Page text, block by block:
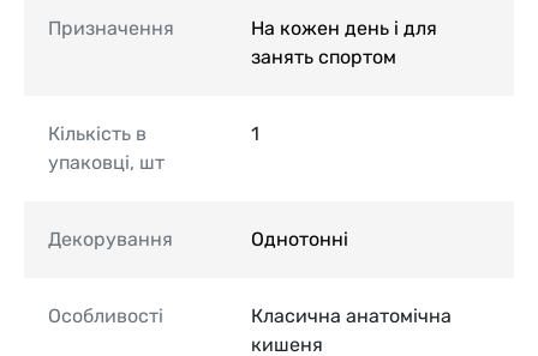
Призначення
На кожен день і для
занять спортом
Кількість в
упаковці, шт
1
Декорування Однотонні
Особливості
Класична анатомічна
кишеня